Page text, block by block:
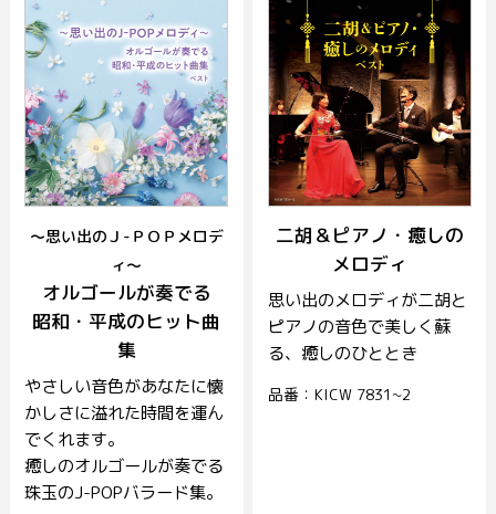
～思い出のＪ-ＰＯＰメロデ
ィ～
オルゴールが奏でる
昭和・平成のヒット曲
集
やさしい音色があなたに懐
かしさに溢れた時間を運ん
でくれます。
癒しのオルゴールが奏でる
珠玉のJ-POPバラード集。
二胡＆ピアノ・癒しの
メロディ
思い出のメロディが二胡と
ピアノの音色で美しく蘇
る、癒しのひととき
品番：KICW 7831~2